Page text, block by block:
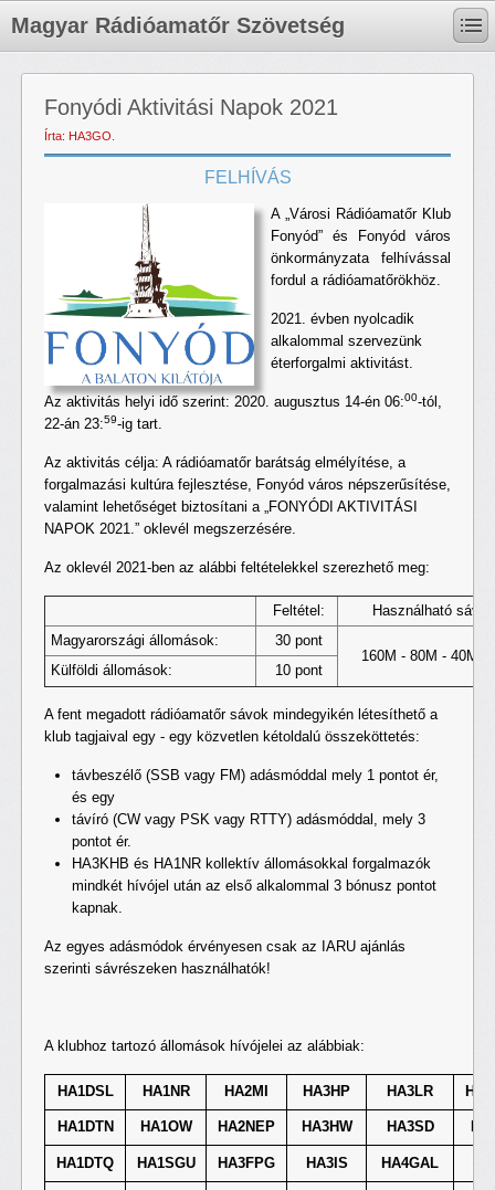
Magyar Rádióamatőr Szövetség
Fonyódi Aktivitási Napok 2021
Írta: HA3GO.
FELHÍVÁS
A „Városi Rádióamatőr Klub
Fonyód” és Fonyód város
önkormányzata felhívással
fordul a rádióamatőrökhöz.
2021. évben nyolcadik
alkalommal szervezünk
éterforgalmi aktivitást.
Az aktivitás helyi idő szerint: 2020. augusztus 14-én 06:00-tól,
22-án 23:59-ig tart.
Az aktivitás célja: A rádióamatőr barátság elmélyítése, a
forgalmazási kultúra fejlesztése, Fonyód város népszerűsítése,
valamint lehetőséget biztosítani a „FONYÓDI AKTIVITÁSI
NAPOK 2021.” oklevél megszerzésére.
Az oklevél 2021-ben az alábbi feltételekkel szerezhető meg:
Feltétel:
Használható
Magyarországi állomások:
30 pont
160M - 80M - 40M -
Külföldi állomások:
10 pont
A fent megadott rádióamatőr sávok mindegyikén létesíthető a
klub tagjaival egy - egy közvetlen kétoldalú összeköttetés:
távbeszélő (SSB vagy FM) adásmóddal mely 1 pontot ér,
és egy
távíró (CW vagy PSK vagy RTTY) adásmóddal, mely 3
pontot ér.
HA3KHB és HA1NR kollektív állomásokkal forgalmazók
mindkét hívójel után az első alkalommal 3 bónusz pontot
kapnak.
Az egyes adásmódok érvényesen csak az IARU ajánlás
szerinti sávrészeken használhatók!
A klubhoz tartozó állomások hívójelei az alábbiak:
HA1DSL HA1NR HA2MI HA3HP HA3LR
HA1DTN HA1OW HA2NEP HA3HW HA3SD
HA1DTQ HA1SGU HA3FPG HA3IS HA4GAL